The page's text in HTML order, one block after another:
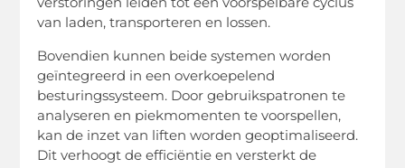
van laden, transporteren en lossen.
Bovendien kunnen beide systemen worden
geïntegreerd in een overkoepelend
besturingssysteem. Door gebruikspatronen te
analyseren en piekmomenten te voorspellen,
kan de inzet van liften worden geoptimaliseerd.
Dit verhoogt de efficiëntie en versterkt de